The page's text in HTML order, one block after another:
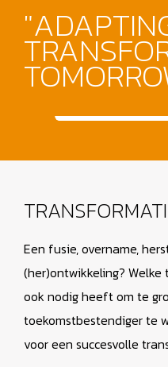
Een fusie, overname,
(her)ontwikkeling?
ook nodig heeft om te
toekomstbestendiger te
voor een succesvolle